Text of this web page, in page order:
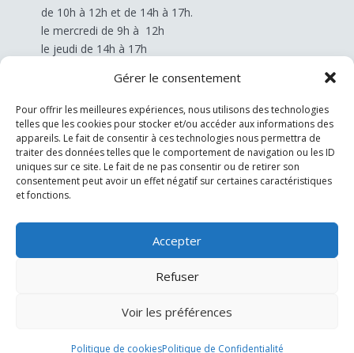
Gérer le consentement
Pour offrir les meilleures expériences, nous utilisons des technologies
telles que les cookies pour stocker et/ou accéder aux informations des
appareils. Le fait de consentir à ces technologies nous permettra de
traiter des données telles que le comportement de navigation ou les ID
uniques sur ce site. Le fait de ne pas consentir ou de retirer son
consentement peut avoir un effet négatif sur certaines caractéristiques
et fonctions.
Accepter
Refuser
Voir les préférences
Politique de cookiesPolitique de Confidentialité
de 10h à 12h et de 14h à 17h.
le mercredi de 9h à 12h
le jeudi de 14h à 17h
Les démarches administratives >>
Mila Weissweiler· Saint-Martin-l'Ars 2026 ·
partiellement conforme